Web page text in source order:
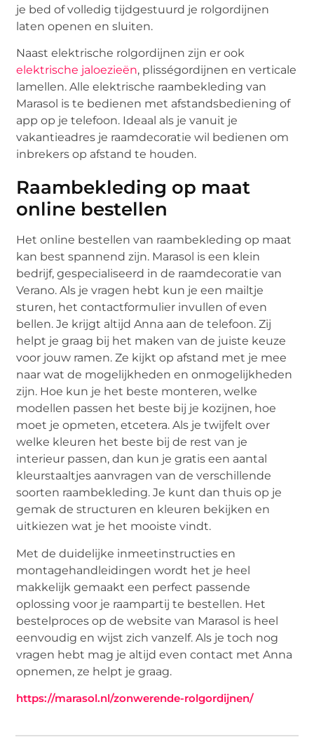
je bed of volledig tijdgestuurd je rolgordijnen
laten openen en sluiten.
Naast elektrische rolgordijnen zijn er ook
elektrische jaloezieën, plisségordijnen en verticale
lamellen. Alle elektrische raambekleding van
Marasol is te bedienen met afstandsbediening of
app op je telefoon. Ideaal als je vanuit je
vakantieadres je raamdecoratie wil bedienen om
inbrekers op afstand te houden.
Raambekleding op maat
online bestellen
Het online bestellen van raambekleding op maat
kan best spannend zijn. Marasol is een klein
bedrijf, gespecialiseerd in de raamdecoratie van
Verano. Als je vragen hebt kun je een mailtje
sturen, het contactformulier invullen of even
bellen. Je krijgt altijd Anna aan de telefoon. Zij
helpt je graag bij het maken van de juiste keuze
voor jouw ramen. Ze kijkt op afstand met je mee
naar wat de mogelijkheden en onmogelijkheden
zijn. Hoe kun je het beste monteren, welke
modellen passen het beste bij je kozijnen, hoe
moet je opmeten, etcetera. Als je twijfelt over
welke kleuren het beste bij de rest van je
interieur passen, dan kun je gratis een aantal
kleurstaaltjes aanvragen van de verschillende
soorten raambekleding. Je kunt dan thuis op je
gemak de structuren en kleuren bekijken en
uitkiezen wat je het mooiste vindt.
Met de duidelijke inmeetinstructies en
montagehandleidingen wordt het je heel
makkelijk gemaakt een perfect passende
oplossing voor je raampartij te bestellen. Het
bestelproces op de website van Marasol is heel
eenvoudig en wijst zich vanzelf. Als je toch nog
vragen hebt mag je altijd even contact met Anna
opnemen, ze helpt je graag.
https://marasol.nl/zonwerende-rolgordijnen/